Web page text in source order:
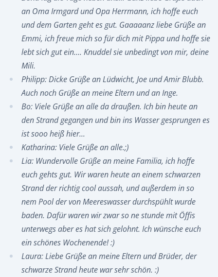
an Oma Irmgard und Opa Herrmann, ich hoffe euch
und dem Garten geht es gut. Gaaaaanz liebe Grüße an
Emmi, ich freue mich so für dich mit Pippa und hoffe sie
lebt sich gut ein.... Knuddel sie unbedingt von mir, deine
Mili.
Philipp: Dicke Grüße an Lüdwicht, Joe und Amir Blubb.
Auch noch Grüße an meine Eltern und an Inge.
Bo: Viele Grüße an alle da draußen. Ich bin heute an
den Strand gegangen und bin ins Wasser gesprungen es
ist sooo heiß hier...
Katharina: Viele Grüße an alle.;)
Lia: Wundervolle Grüße an meine Familia, ich hoffe
euch gehts gut. Wir waren heute an einem schwarzen
Strand der richtig cool aussah, und außerdem in so
nem Pool der von Meereswasser durchspühlt wurde
baden. Dafür waren wir zwar so ne stunde mit Öffis
unterwegs aber es hat sich gelohnt. Ich wünsche euch
ein schönes Wochenende! :)
Laura: Liebe Grüße an meine Eltern und Brüder, der
schwarze Strand heute war sehr schön. :)